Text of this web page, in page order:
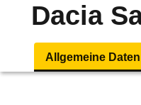
Dacia
Allgemeine Daten